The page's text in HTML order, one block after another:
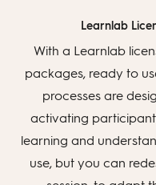
Learnlab
With a Learnlab
packages, ready to
processes are
activating
learning and
use, but you can